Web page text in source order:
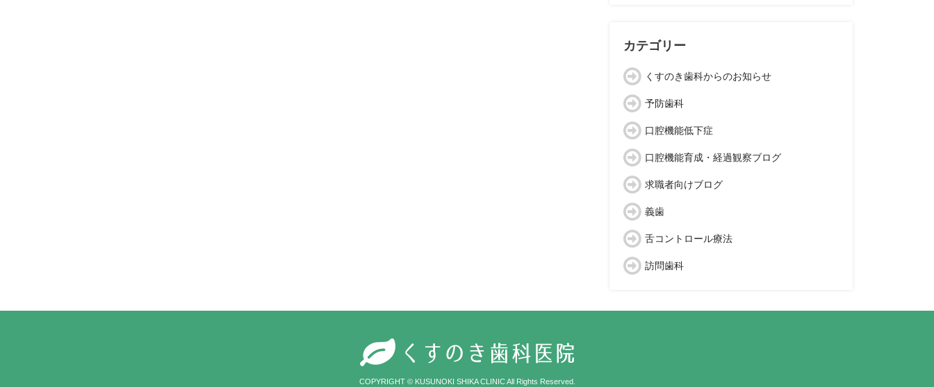
ブ
カテゴリー
くすのき歯科からのお知らせ
予防歯科
口腔機能低下症
口腔機能育成・経過観察ブログ
求職者向けブログ
義歯
舌コントロール療法
訪問歯科
COPYRIGHT © KUSUNOKI SHIKA CLINIC All Rights Reserved.